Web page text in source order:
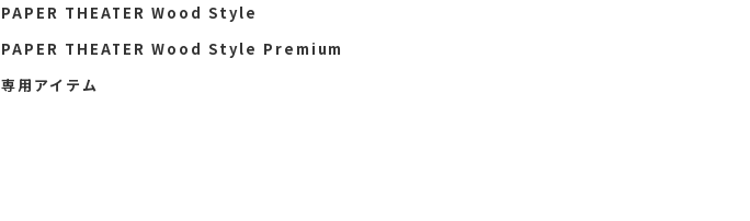
PAPER THEATER Wood Style
PAPER THEATER Wood Style Premium
専用アイテム